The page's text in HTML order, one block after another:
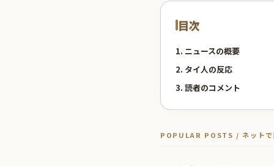
目次
1. ニュースの概要
2. タイ人の反応
3. 読者のコメント
POPULAR POSTS / ネットで